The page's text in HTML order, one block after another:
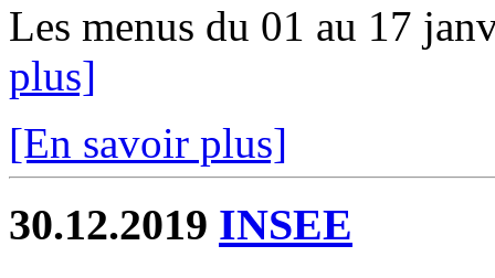
Les menus du 01 au 17
plus]
[En savoir plus]
30.12.2019 INSEE